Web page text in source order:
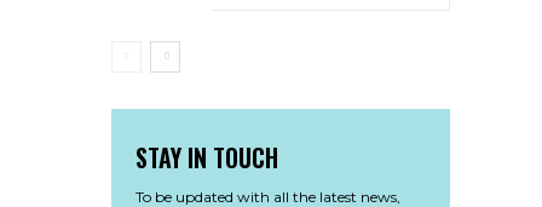
STAY IN TOUCH
To be updated with all the latest news,